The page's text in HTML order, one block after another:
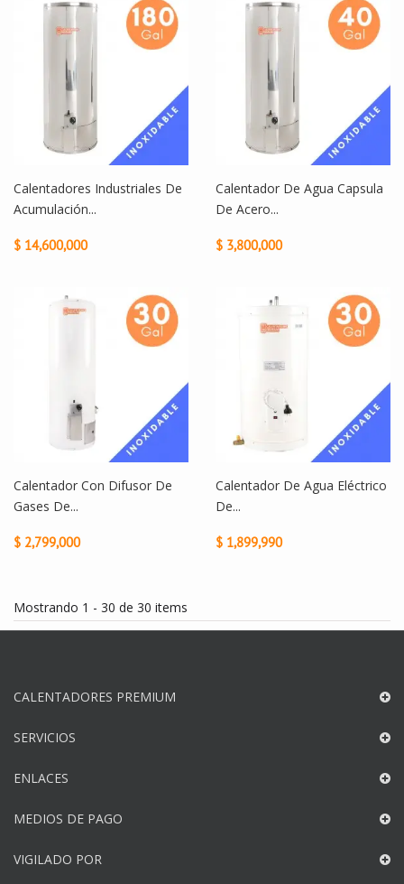
Calentadores Industriales De
Acumulación...
$ 14,600,000
Calentador De Agua Capsula
De Acero...
$ 3,800,000
Calentador Con Difusor De
Gases De...
$ 2,799,000
Calentador De Agua Eléctrico
De...
$ 1,899,990
Mostrando 1 - 30 de 30 items
CALENTADORES PREMIUM
SERVICIOS
ENLACES
MEDIOS DE PAGO
VIGILADO POR